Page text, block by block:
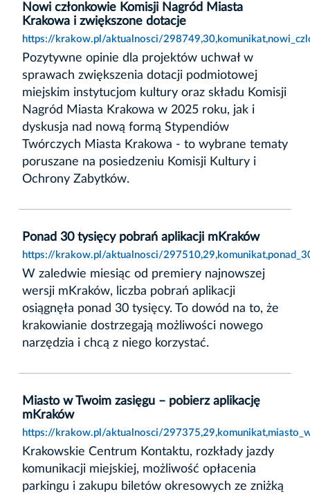
Nowi członkowie Komisji Nagród Miasta
Krakowa i zwiększone dotacje
https://krakow.pl/aktualnosci/
Pozytywne opinie dla projektów uchwał w
sprawach zwiększenia dotacji podmiotowej
miejskim instytucjom kultury oraz składu Komisji
Nagród Miasta Krakowa w 2025 roku, jak i
dyskusja nad nową formą Stypendiów
Twórczych Miasta Krakowa - to wybrane tematy
poruszane na posiedzeniu Komisji Kultury i
Ochrony Zabytków.
Ponad 30 tysięcy pobrań aplikacji mKraków
https://krakow.pl/aktualnosci/
W zaledwie miesiąc od premiery najnowszej
wersji mKraków, liczba pobrań aplikacji
osiągnęła ponad 30 tysięcy. To dowód na to, że
krakowianie dostrzegają możliwości nowego
narzędzia i chcą z niego korzystać.
Miasto w Twoim zasięgu – pobierz aplikację
mKraków
https://krakow.pl/aktualnosci/
Krakowskie Centrum Kontaktu, rozkłady jazdy
komunikacji miejskiej, możliwość opłacenia
parkingu i zakupu biletów okresowych ze zniżką